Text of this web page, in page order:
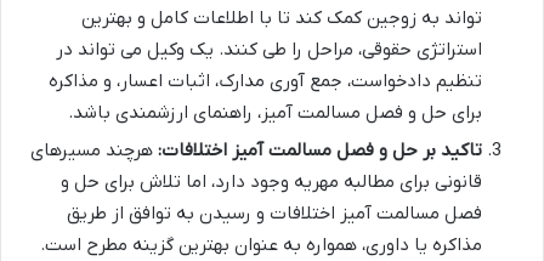
تواند به زوجین کمک کند تا با اطلاعات کامل و بهترین
استراتژی حقوقی، مراحل را طی کنند. یک وکیل می تواند در
تنظیم دادخواست، جمع آوری مدارک، اثبات اعسار، و مذاکره
برای حل و فصل مسالمت آمیز، راهنمای ارزشمندی باشد.
تاکید بر حل و فصل مسالمت آمیز اختلافات: هرچند مسیرهای
قانونی برای مطالبه مهریه وجود دارد، اما تلاش برای حل و
فصل مسالمت آمیز اختلافات و رسیدن به توافق از طریق
مذاکره یا داوری، همواره به عنوان بهترین گزینه مطرح است.